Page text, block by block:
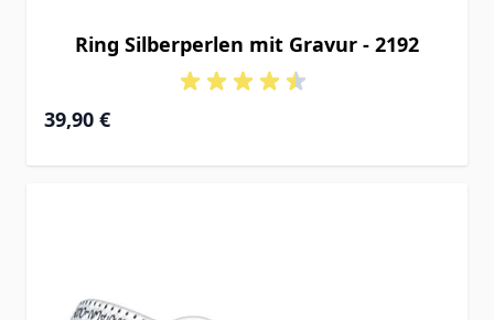
Ring Silberperlen mit Gravur - 2192
39,90 €